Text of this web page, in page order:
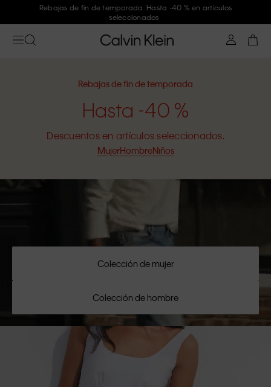
Rebajas de fin de temporada. Hasta -40 % en artículos
seleccionados
Rebajas de fin de temporada
Hasta -40 %
Descuentos en artículos seleccionados.
MujerHombreNiños
Colección de mujer
Colección de hombre